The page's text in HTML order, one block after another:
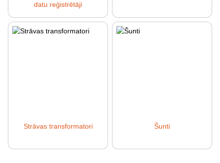
datu reģistrētāji
Strāvas transformatori Šunti